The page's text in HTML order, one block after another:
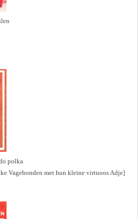
polka
Vagebonden met hun kleine virtuoos Adje]